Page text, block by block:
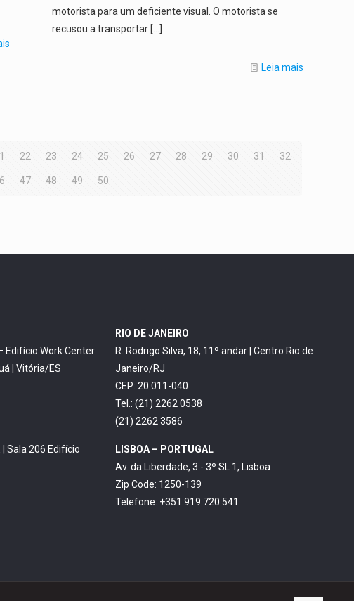
motorista para um deficiente visual. O motorista se
recusou a transportar[…]
Leia mais
22 23 24 25 26 27 28 29 30 31 32
47 48 49 50
Edifício Work Center
| Vitória/ES
| Sala 206 Edifício
RIO DE JANEIRO
R. Rodrigo Silva, 18, 11º andar | Centro Rio de
Janeiro/RJ
CEP: 20.011-040
Tel.: (21) 2262 0538
(21) 2262 3586
LISBOA – PORTUGAL
Av. da Liberdade, 3 - 3º SL 1, Lisboa
Zip Code: 1250-139
Telefone: +351 919 720 541